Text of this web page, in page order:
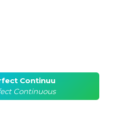
Continuu
Continuous